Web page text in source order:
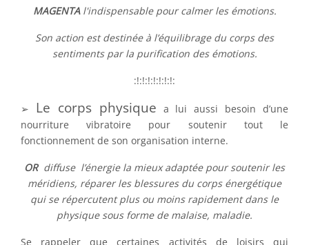
MAGENTA l'indispensable pour calmer les émotions.
Son action est destinée à l’équilibrage du corps des
sentiments par la purification des émotions.
:!:!:!:!:!:!:!:
➢ Le corps physique a lui aussi besoin d’une
nourriture vibratoire pour soutenir tout le
fonctionnement de son organisation interne.
OR diffuse l’énergie la mieux adaptée pour soutenir les
méridiens, réparer les blessures du corps énergétique
qui se répercutent plus ou moins rapidement dans le
physique sous forme de malaise, maladie.
Se rappeler que certaines activités de loisirs qui